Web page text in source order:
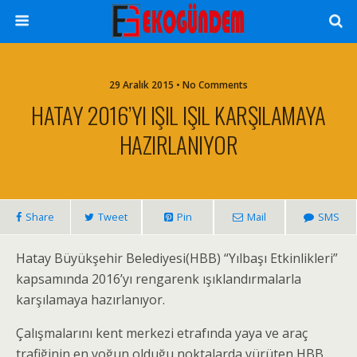
29 Aralık 2015 • No Comments
HATAY 2016’YI IŞIL IŞIL KARŞILAMAYA
HAZIRLANIYOR
Share Tweet Pin Mail SMS
Hatay Büyükşehir Belediyesi(HBB) “Yılbaşı Etkinlikleri”
kapsamında 2016’yı rengarenk ışıklandırmalarla
karşılamaya hazırlanıyor.
Çalışmalarını kent merkezi etrafında yaya ve araç